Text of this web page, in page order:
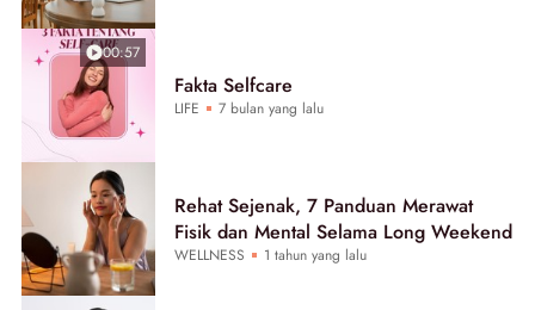
00:57
Fakta Selfcare
LIFE 7 bulan yang lalu
Rehat Sejenak, 7 Panduan Merawat
Fisik dan Mental Selama Long Weekend
WELLNESS 1 tahun yang lalu